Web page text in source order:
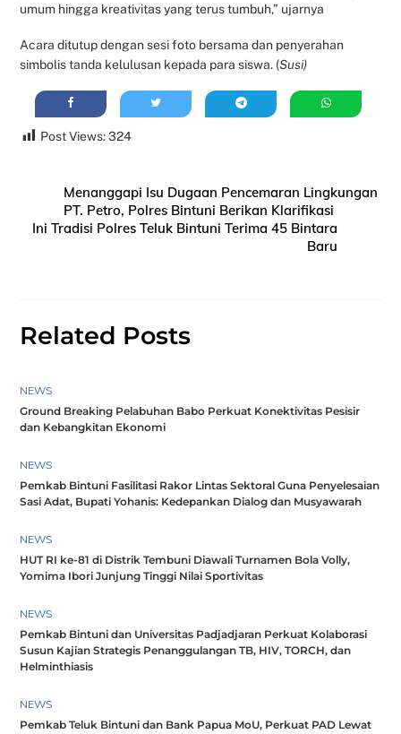
umum hingga kreativitas yang terus tumbuh,” ujarnya
Acara ditutup dengan sesi foto bersama dan penyerahan
simbolis tanda kelulusan kepada para siswa. (Susi)
Post Views: 324
Menanggapi Isu Dugaan Pencemaran Lingkungan
PT. Petro, Polres Bintuni Berikan Klarifikasi
Ini Tradisi Polres Teluk Bintuni Terima 45 Bintara
Baru
Related Posts
NEWS
Ground Breaking Pelabuhan Babo Perkuat Konektivitas Pesisir
dan Kebangkitan Ekonomi
NEWS
Pemkab Bintuni Fasilitasi Rakor Lintas Sektoral Guna Penyelesaian
Sasi Adat, Bupati Yohanis: Kedepankan Dialog dan Musyawarah
NEWS
HUT RI ke-81 di Distrik Tembuni Diawali Turnamen Bola Volly,
Yomima Ibori Junjung Tinggi Nilai Sportivitas
NEWS
Pemkab Bintuni dan Universitas Padjadjaran Perkuat Kolaborasi
Susun Kajian Strategis Penanggulangan TB, HIV, TORCH, dan
Helminthiasis
NEWS
Pemkab Teluk Bintuni dan Bank Papua MoU, Perkuat PAD Lewat